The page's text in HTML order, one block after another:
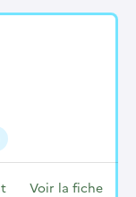
Voir la fiche